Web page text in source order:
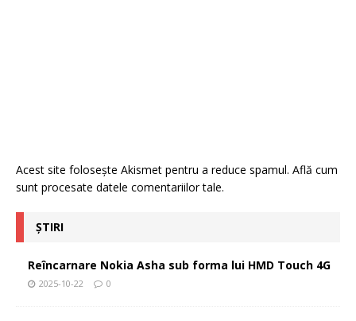
Acest site folosește Akismet pentru a reduce spamul. Află cum
sunt procesate datele comentariilor tale.
ȘTIRI
Reîncarnare Nokia Asha sub forma lui HMD Touch 4G
2025-10-22 0